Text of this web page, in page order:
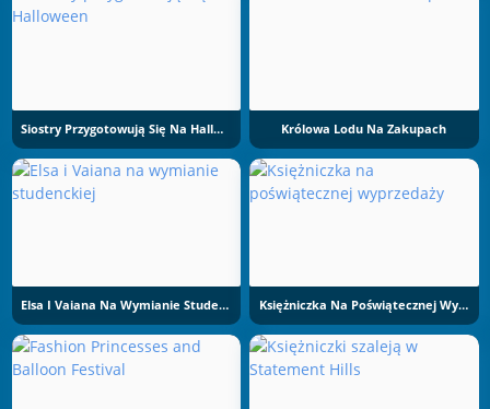
Siostry Przygotowują Się Na Halloween Królowa Lodu Na Zakupach
Elsa I Vaiana Na Wymianie Studenckiej Księżniczka Na Poświątecznej Wyprzedaży